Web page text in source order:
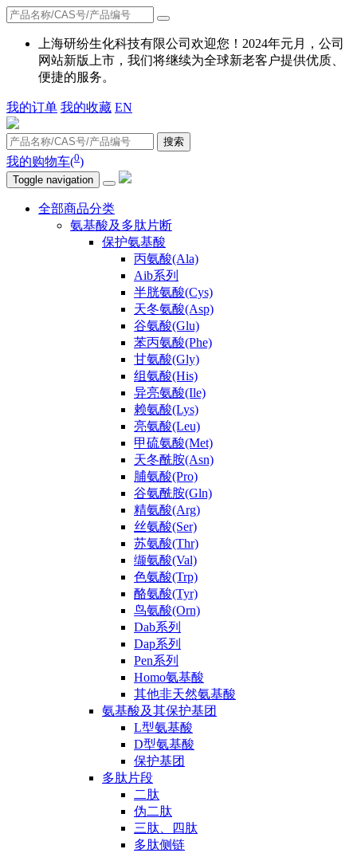
上海研纷生化科技有限公司欢迎您！2024年元月，公司
网站新版上市，我们将继续为全球新老客户提供优质、
便捷的服务。
我的订单 我的收藏 EN
搜索
我的购物车(0)
Toggle navigation
全部商品分类
氨基酸及多肽片断
保护氨基酸
丙氨酸(Ala)
Aib系列
半胱氨酸(Cys)
天冬氨酸(Asp)
谷氨酸(Glu)
苯丙氨酸(Phe)
甘氨酸(Gly)
组氨酸(His)
异亮氨酸(Ile)
赖氨酸(Lys)
亮氨酸(Leu)
甲硫氨酸(Met)
天冬酰胺(Asn)
脯氨酸(Pro)
谷氨酰胺(Gln)
精氨酸(Arg)
丝氨酸(Ser)
苏氨酸(Thr)
缬氨酸(Val)
色氨酸(Trp)
酪氨酸(Tyr)
鸟氨酸(Orn)
Dab系列
Dap系列
Pen系列
Homo氨基酸
其他非天然氨基酸
氨基酸及其保护基团
L型氨基酸
D型氨基酸
保护基团
多肽片段
二肽
伪二肽
三肽、四肽
多肽侧链